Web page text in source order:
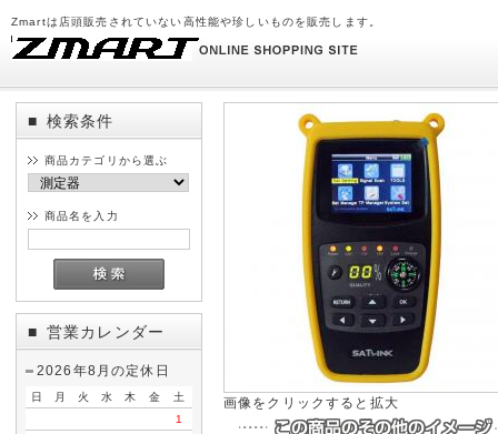
Zmartは店頭販売されていない高性能や珍しいものを販売します。
■ 検索条件
商品カテゴリから選ぶ
商品名を入力
■ 営業カレンダー
2026年8月の定休日
日 月 火 水 木 金
土
1
画像をクリックすると拡大